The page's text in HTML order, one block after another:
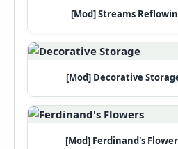
[Mod] Streams
[Mod] Decorative
[Mod] Ferdinand's